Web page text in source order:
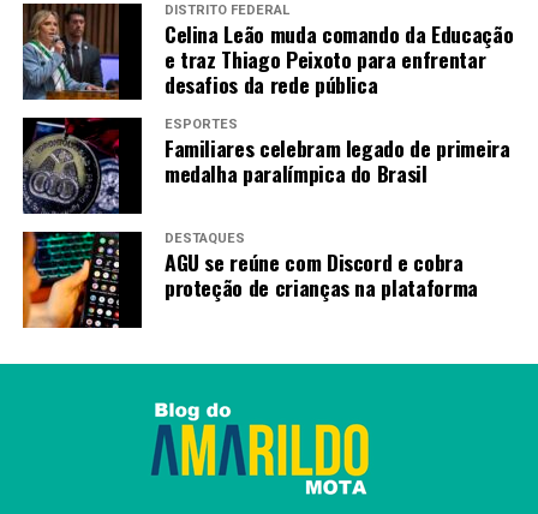
DISTRITO FEDERAL
Celina Leão muda comando da Educação
e traz Thiago Peixoto para enfrentar
desafios da rede pública
ESPORTES
Familiares celebram legado de primeira
medalha paralímpica do Brasil
DESTAQUES
AGU se reúne com Discord e cobra
proteção de crianças na plataforma